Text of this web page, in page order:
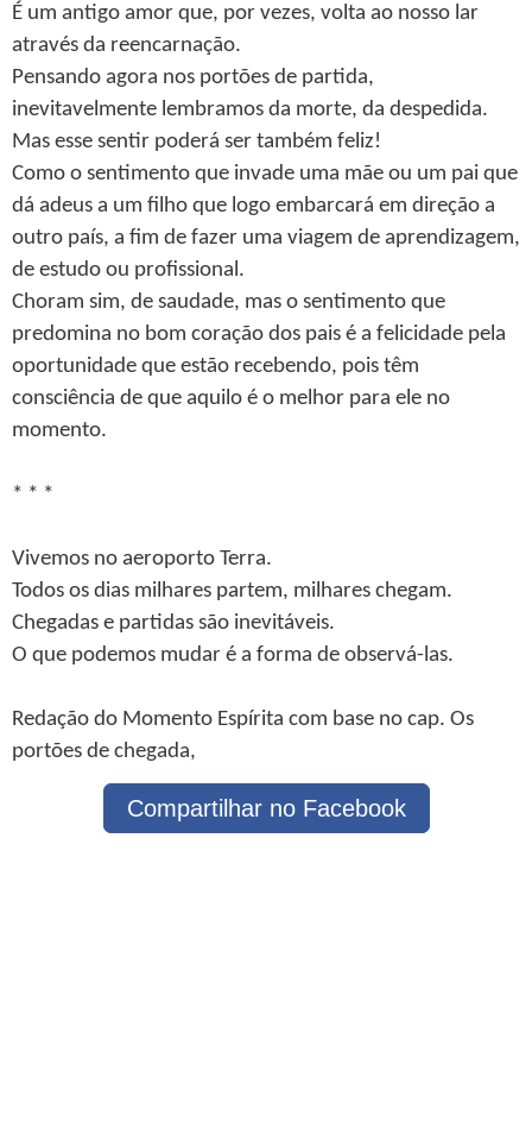
É um antigo amor que, por vezes, volta ao nosso lar
através da reencarnação.
Pensando agora nos portões de partida,
inevitavelmente lembramos da morte, da despedida.
Mas esse sentir poderá ser também feliz!
Como o sentimento que invade uma mãe ou um pai que
dá adeus a um filho que logo embarcará em direção a
outro país, a fim de fazer uma viagem de aprendizagem,
de estudo ou profissional.
Choram sim, de saudade, mas o sentimento que
predomina no bom coração dos pais é a felicidade pela
oportunidade que estão recebendo, pois têm
consciência de que aquilo é o melhor para ele no
momento.
* * *
Vivemos no aeroporto Terra.
Todos os dias milhares partem, milhares chegam.
Chegadas e partidas são inevitáveis.
O que podemos mudar é a forma de observá-las.
Redação do Momento Espírita com base no cap. Os
portões de chegada,
Compartilhar no Facebook